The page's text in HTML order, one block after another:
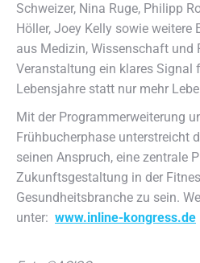
Schweizer, Nina Ruge, Philipp
Höller, Joey Kelly sowie weitere
aus Medizin, Wissenschaft und
Veranstaltung ein klares Signal
Lebensjahre statt nur mehr
Mit der Programmerweiterung
Frühbucherphase unterstreicht
seinen Anspruch, eine zentrale
Zukunftsgestaltung in der
Gesundheitsbranche zu sein.
unter: www.inline-kongress.de